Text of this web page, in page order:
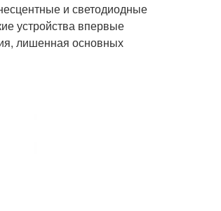
и светодиодные
устройства впервые
лишенная основных